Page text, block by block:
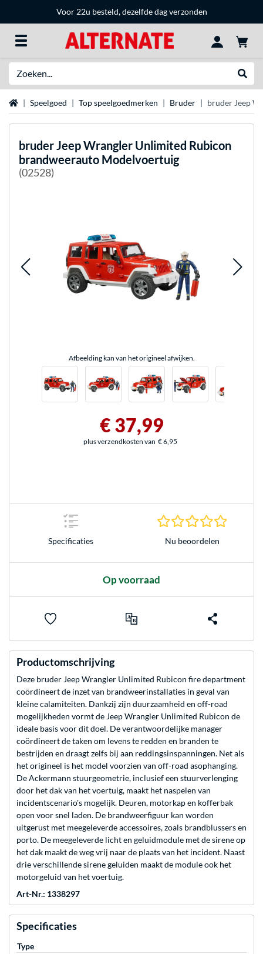
Voor 22u besteld, dezelfde dag verzonden
HomeSpeelgoed Top speelgoedmerken Bruder bruder Jeep
bruderJeep Wrangler Unlimited Rubicon
brandweerauto Modelvoertuig
(02528)
Afbeelding kan van het origineel afwijken.
€ 37,99
plus verzendkosten van € 6,95
Specificaties Nu beoordelen
Op voorraad
Productomschrijving
Deze bruder Jeep Wrangler Unlimited Rubicon fire department
coördineert de inzet van brandweerinstallaties in geval van
kleine calamiteiten. Dankzij zijn duurzaamheid en off-road
mogelijkheden vormt de Jeep Wrangler Unlimited Rubicon de
ideale basis voor dit doel. De verantwoordelijke manager
coördineert de taken om levens te redden en branden te
bestrijden en draagt zelfs bij aan reddingsinspanningen. Net als
het origineel is het model voorzien van off-road asophanging.
De Ackermann stuurgeometrie, inclusief een stuurverlenging
door het dak van het voertuig, maakt het naspelen van
incidentscenario's mogelijk. Deuren, motorkap en kofferbak
open voor snel laden. De brandweerfiguur kan worden
uitgerust met meegeleverde accessoires, zoals brandblussers en
porto. De meegeleverde licht en geluidmodule met de sirene op
het dak maakt de weg vrij naar de plaats van het incident. Naast
drie verschillende sirene geluiden maakt de module ook het
motorgeluid van het voertuig.
Art-Nr.: 1338297
Specificaties
Type